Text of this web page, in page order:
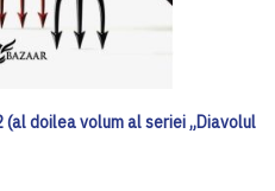
doilea volum al seriei „Diavolul